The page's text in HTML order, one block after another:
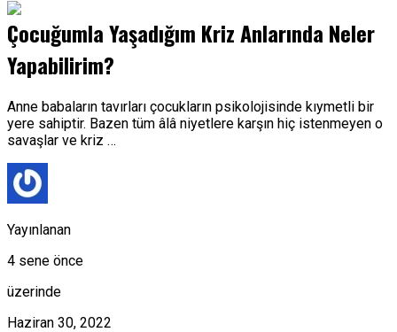
Çocuğumla Yaşadığım Kriz Anlarında Neler
Yapabilirim?
Anne babaların tavırları çocukların psikolojisinde kıymetli bir
yere sahiptir. Bazen tüm âlâ niyetlere karşın hiç istenmeyen o
savaşlar ve kriz …
Yayınlanan
4 sene önce
üzerinde
Haziran 30, 2022